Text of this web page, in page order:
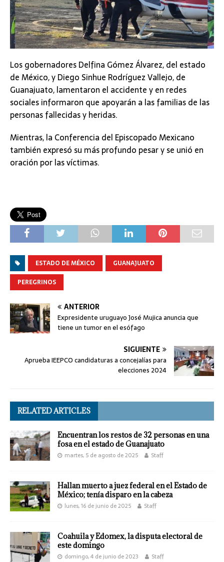
Los gobernadores Delfina Gómez Álvarez, del estado
de México, y Diego Sinhue Rodríguez Vallejo, de
Guanajuato, lamentaron el accidente y en redes
sociales informaron que apoyarán a las familias de las
personas fallecidas y heridas.
Mientras, la Conferencia del Episcopado Mexicano
también expresó su más profundo pesar y se unió en
oración por las víctimas.
ESTADO DE MÉXICO
GUANAJUATO
PEREGRINOS
ANTERIOR
Expresidente uruguayo José Mujica anuncia que
tiene un tumor en el esófago
SIGUIENTE
Aprueba IEEPCO candidaturas a concejalías para
elecciones 2024
RELATED ARTICLES
Encuentran los restos de 32 personas en una
fosa en el estado de Guanajuato
martes, 5 de agosto de 2025 Staff
Hallan muerto a juez federal en el Estado de
México; tenía disparo en la cabeza
lunes, 16 de junio de 2025 Staff
Coahuila y Edomex, la disputa electoral de
este domingo
domingo, 4 de junio de 2023 Staff